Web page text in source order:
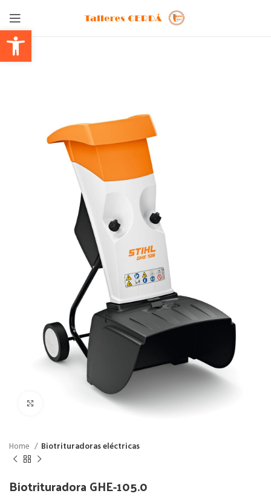
Abrir barra de herramientas
Home Biotrituradoras eléctricas
Biotrituradora GHE-105.0